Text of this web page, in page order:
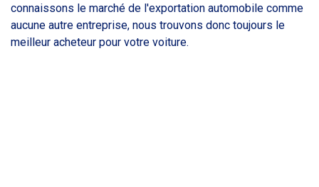
connaissons le marché de l'exportation automobile comme
aucune autre entreprise, nous trouvons donc toujours le
meilleur acheteur pour votre voiture.